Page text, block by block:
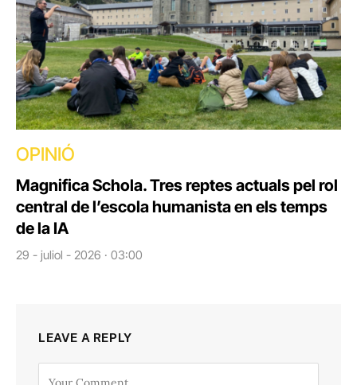
OPINIÓ
Magnifica Schola. Tres reptes actuals pel rol
central de l’escola humanista en els temps
de la IA
29 - juliol - 2026 · 03:00
LEAVE A REPLY